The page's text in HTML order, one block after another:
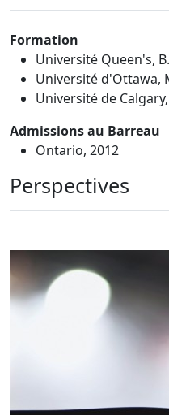
Formation
Université Queen's,
Université d'Ottawa,
Université de Calgary,
Admissions au Barreau
Ontario, 2012
Perspectives